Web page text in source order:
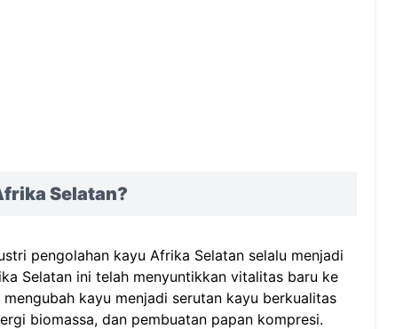
Selatan?
pengolahan kayu Afrika Selatan selalu menjadi
Selatan ini telah menyuntikkan vitalitas baru ke
kayu menjadi serutan kayu berkualitas
biomassa, dan pembuatan papan kompresi.